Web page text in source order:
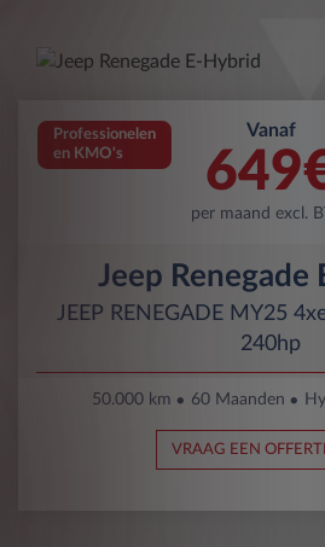
Professionelen
en KMO's
Vanaf
649
per maand excl.
Jeep Renegade
JEEP RENEGADE MY25
240hp
50.000 km 60 Maanden
VRAAG EEN